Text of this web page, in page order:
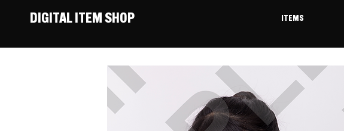
DIGITAL ITEM SHOP ITEMS